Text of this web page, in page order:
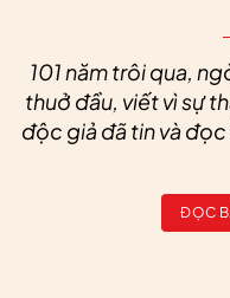
101 năm trôi qua,
thuở đầu, viết vì sự
độc giả đã tin và
ĐỌC